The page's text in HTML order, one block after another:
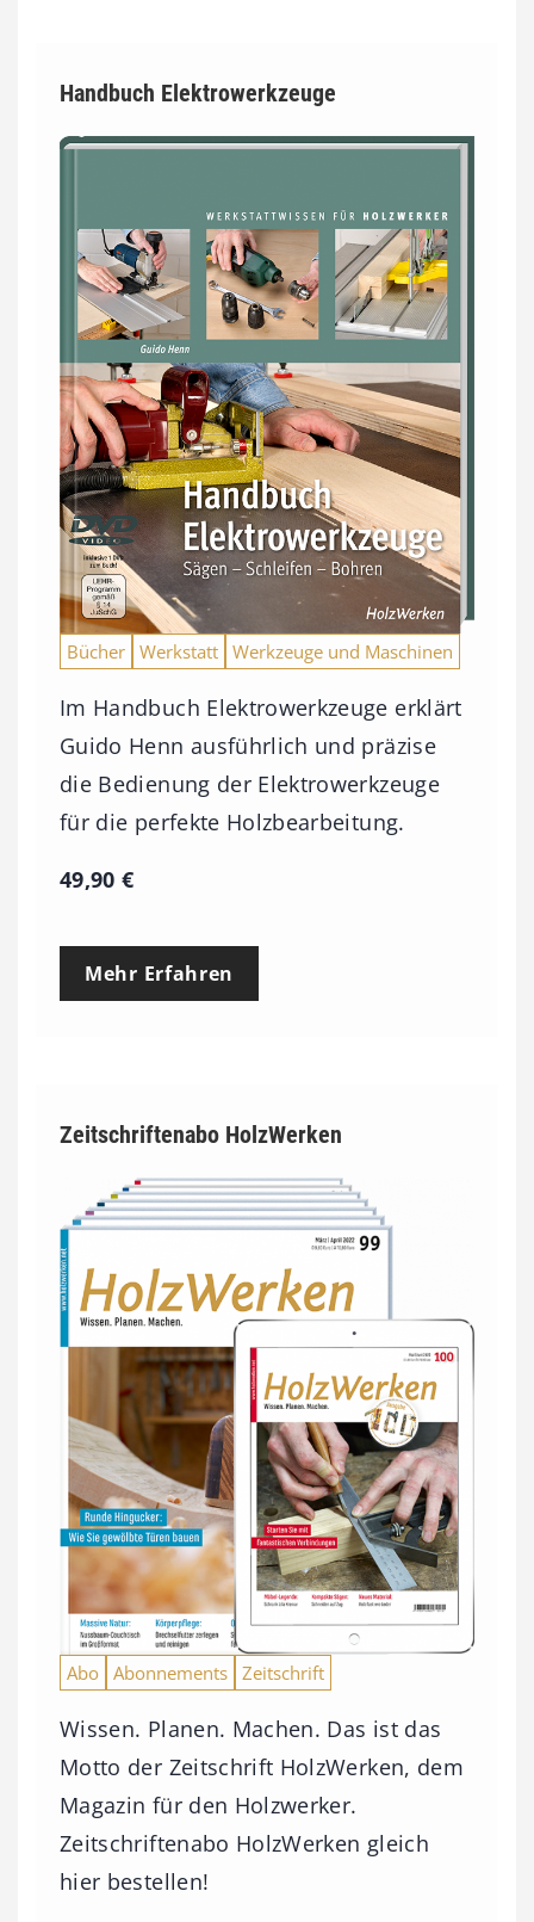
Handbuch Elektrowerkzeuge
Bücher Werkstatt Werkzeuge und Maschinen
Im Handbuch Elektrowerkzeuge erklärt
Guido Henn ausführlich und präzise
die Bedienung der Elektrowerkzeuge
für die perfekte Holzbearbeitung.
49,90€
Mehr Erfahren
Zeitschriftenabo HolzWerken
Abo Abonnements Zeitschrift
Wissen. Planen. Machen. Das ist das
Motto der Zeitschrift HolzWerken, dem
Magazin für den Holzwerker.
Zeitschriftenabo HolzWerken gleich
hier bestellen!